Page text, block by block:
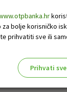
bolje korisničko
prihvatiti sve ili
Prihvati